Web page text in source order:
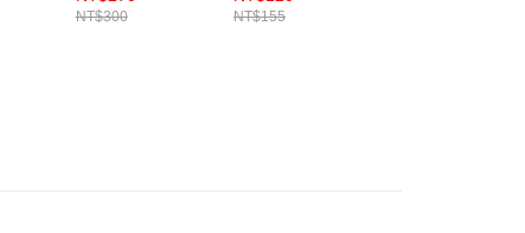
NT$300 NT$155